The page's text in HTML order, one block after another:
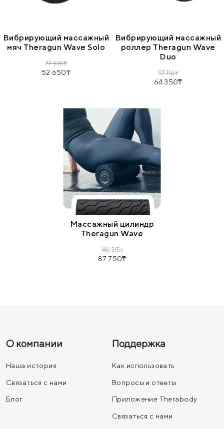
Вибрирующий массажный
мяч Theragun Wave Solo
77 616
52 650
Вибрирующий массажный
роллер Theragun Wave
Duo
97 116
64 350
Массажный цилиндр
Theragun Wave
146 315
87 750
О компании
Наша история
Связаться с нами
Блог
Поддержка
Как использовать
Вопросы и ответы
Приложение Therabody
Связаться с нами